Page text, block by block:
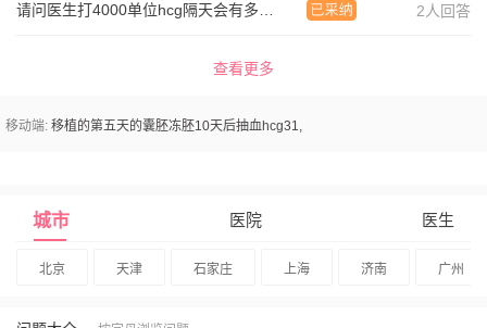
2人回答
查看更多
移动端: 移植的第五天的囊胚冻胚10天后抽血hcg31,
城市 医院 医生
北京 天津 石家庄 上海 济南 广州